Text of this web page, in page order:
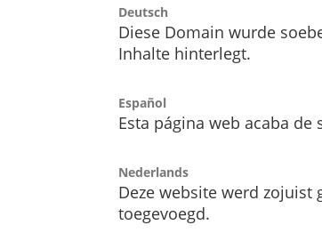
Deutsch
Diese Domain wurde
Inhalte hinterlegt.
Español
Esta página web acaba
Nederlands
Deze website werd
toegevoegd.